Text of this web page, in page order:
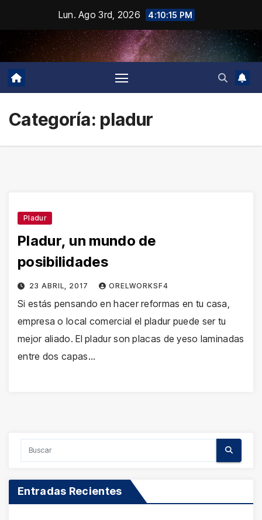
contenido
Lun. Ago 3rd, 2026 4:10:15 PM
Categoría: pladur
Pladur
Pladur, un mundo de
posibilidades
23 ABRIL, 2017 ORELWORKSF4
Si estás pensando en hacer reformas en tu casa,
empresa o local comercial el pladur puede ser tu
mejor aliado. El pladur son placas de yeso laminadas
entre dos capas…
Entradas Recientes